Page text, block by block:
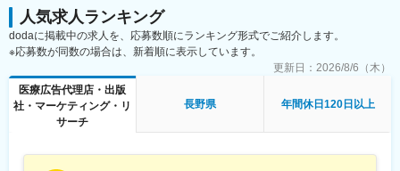
制作物・クオリティには定評があります。未経験から育て上げる
文化もある一方で、プロ集団として日々サービスクオリティの向
上に努めています。
■グループ会社（医療系出版社）の創刊数も業界1位：
グループ会社であるメディカルレビュー社は業界内でトップの自
社創刊数を誇っており、そのグループ会社である同社はその創刊
数の多さを支えています。
・HTMLメールや広告バナー・SNS画像などWEBマーケティング
に必要なデザイン
・学会で配るチラシやリーフレット・会員獲得のためのダイレク
■働き方
残業時間は10～20時間程とワークライフバランスを整えやすい環
人気求人ランキング
dodaに掲載中の求人を、応募数順にランキング形式でご紹介します。
※応募数が同数の場合は、新着順に表示しています。
更新日： 2026/8/6（木）
医療広告代理店・出版
社・マーケティング・リ
サーチ
長野県 年間休日120日以上